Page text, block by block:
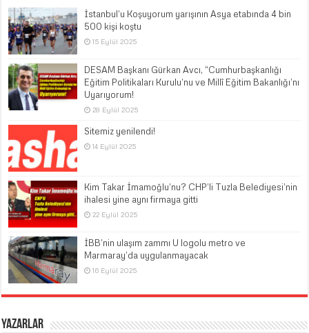
İstanbul’u Koşuyorum yarışının Asya etabında 4 bin
500 kişi koştu
15 Eylül 2025
DESAM Başkanı Gürkan Avcı, “Cumhurbaşkanlığı
Eğitim Politikaları Kurulu’nu ve Millî Eğitim Bakanlığı’nı
Uyarıyorum!
28 Eylül 2025
Sitemiz yenilendi!
14 Eylül 2025
Kim Takar İmamoğlu’nu? CHP’li Tuzla Belediyesi’nin
ihalesi yine aynı firmaya gitti
22 Eylül 2025
İBB’nin ulaşım zammı U logolu metro ve
Marmaray’da uygulanmayacak
16 Eylül 2025
Yazarlar